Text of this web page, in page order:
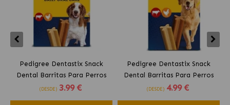
Pedigree Dentastix Snack
Dental Barritas Para Perros
Medianos 10-25 kg
(DESDE) 3.99 €
Pedigree Dentastix Snack
Dental Barritas Para Perros
Grandes +25 kg
(DESDE) 4.99 €